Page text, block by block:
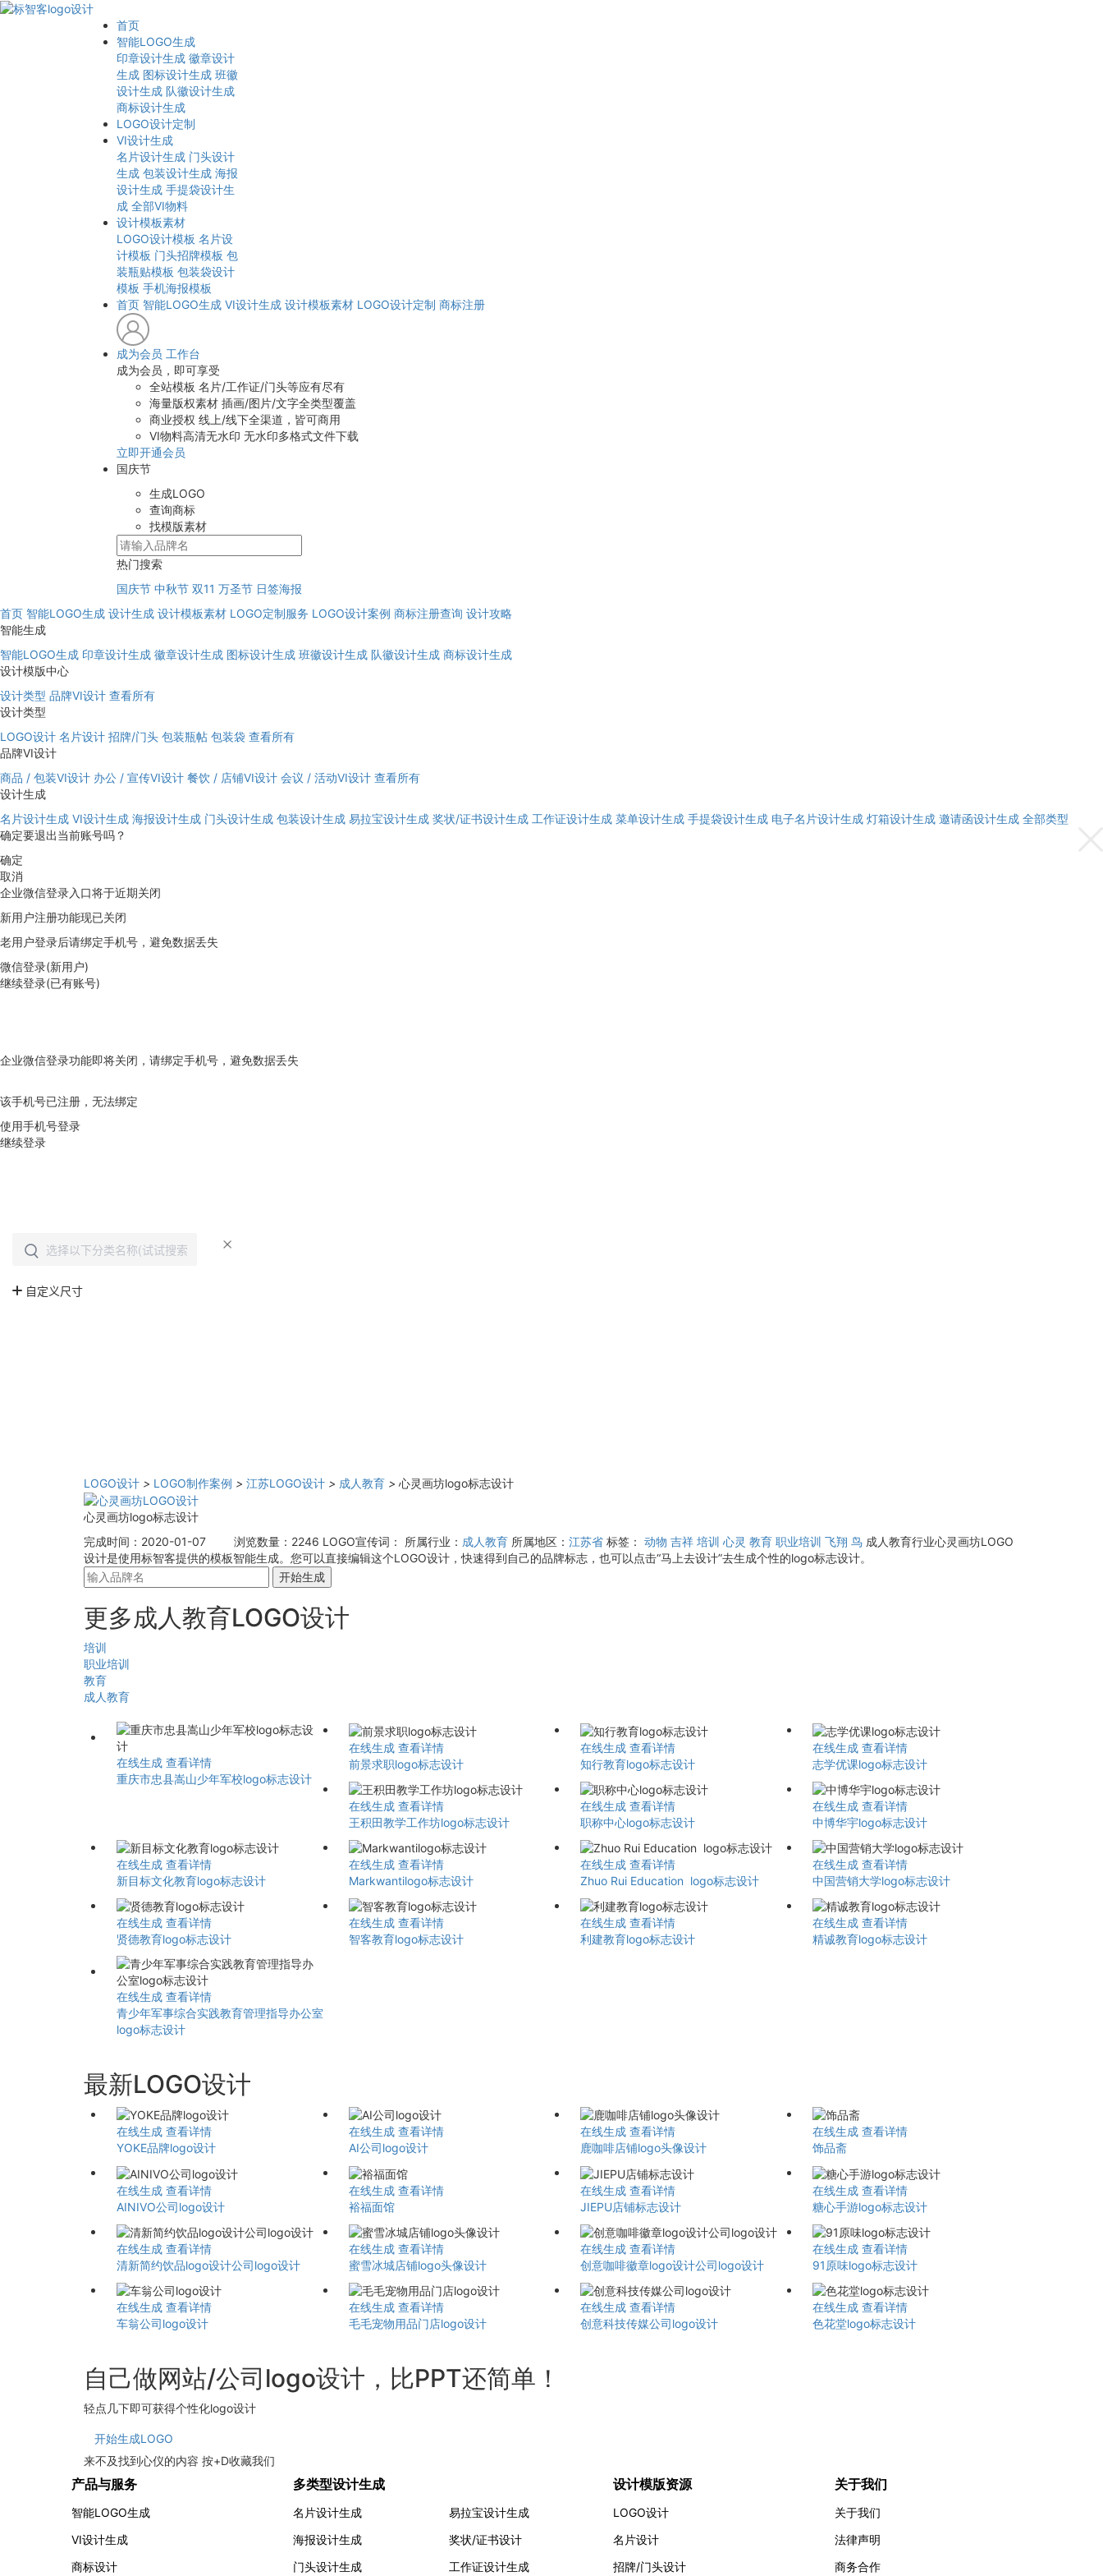
首页
智能LOGO生成
印章设计生成 徽章设计
生成 图标设计生成 班徽
设计生成 队徽设计生成
商标设计生成
LOGO设计定制
VI设计生成
名片设计生成 门头设计
生成 包装设计生成 海报
设计生成 手提袋设计生
成 全部VI物料
设计模板素材
LOGO设计模板 名片设
计模板 门头招牌模板 包
装瓶贴模板 包装袋设计
模板 手机海报模板
首页 智能LOGO生成 VI设计生成 设计模板素材 LOGO设计定制 商标注册
成为会员 工作台
成为会员，即可享受
全站模板 名片/工作证/门头等应有尽有
海量版权素材 插画/图片/文字全类型覆盖
商业授权 线上/线下全渠道，皆可商用
VI物料高清无水印 无水印多格式文件下载
立即开通会员
国庆节
生成LOGO
查询商标
找模版素材
热门搜索
国庆节 中秋节 双11 万圣节 日签海报
首页 智能LOGO生成 设计生成 设计模板素材 LOGO定制服务 LOGO设计案例 商标注册查询 设计攻略
智能生成
智能LOGO生成 印章设计生成 徽章设计生成 图标设计生成 班徽设计生成 队徽设计生成 商标设计生成
设计模版中心
设计类型 品牌VI设计 查看所有
设计类型
LOGO设计 名片设计 招牌/门头 包装瓶帖 包装袋 查看所有
品牌VI设计
商品 / 包装VI设计 办公 / 宣传VI设计 餐饮 / 店铺VI设计 会议 / 活动VI设计 查看所有
设计生成
名片设计生成 VI设计生成 海报设计生成 门头设计生成 包装设计生成 易拉宝设计生成 奖状/证书设计生成 工作证设计生成 菜单设计生成 手提袋设计生成 电子名片设计生成 灯箱设计生成 邀请函设计生成 全部类型
确定要退出当前账号吗？
确定
取消
企业微信登录入口将于近期关闭
新用户注册功能现已关闭
老用户登录后请绑定手机号，避免数据丢失
微信登录(新用户)
继续登录(已有账号)
企业微信登录功能即将关闭，请绑定手机号，避免数据丢失
该手机号已注册，无法绑定
使用手机号登录
继续登录
LOGO设计 > LOGO制作案例 > 江苏LOGO设计 > 成人教育 > 心灵画坊logo标志设计
心灵画坊logo标志设计
完成时间：2020-01-07
浏览数量：2246 LOGO宣传词： 所属行业： 成人教育 所属地区： 江苏省 标签： 动物 吉祥 培训 心灵 教育 职业培训 飞翔 鸟 成人教育行业心灵画坊LOGO
设计是使用标智客提供的模板智能生成。您可以直接编辑这个LOGO设计，快速得到自己的品牌标志，也可以点击“马上去设计”去生成个性的logo标志设计。
开始生成
更多成人教育LOGO设计
培训
职业培训
教育
成人教育
在线生成 查看详情
重庆市忠县嵩山少年军校logo标志设计
在线生成 查看详情
前景求职logo标志设计
在线生成 查看详情
知行教育logo标志设计
在线生成 查看详情
志学优课logo标志设计
在线生成 查看详情
王积田教学工作坊logo标志设计
在线生成 查看详情
职称中心logo标志设计
在线生成 查看详情
中博华宇logo标志设计
在线生成 查看详情
新目标文化教育logo标志设计
在线生成 查看详情
Markwantilogo标志设计
在线生成 查看详情
Zhuo Rui Education logo标志设计
在线生成 查看详情
中国营销大学logo标志设计
在线生成 查看详情
贤德教育logo标志设计
在线生成 查看详情
智客教育logo标志设计
在线生成 查看详情
利建教育logo标志设计
在线生成 查看详情
精诚教育logo标志设计
在线生成 查看详情
青少年军事综合实践教育管理指导办公室
logo标志设计
最新LOGO设计
在线生成 查看详情
YOKE品牌logo设计
在线生成 查看详情
AI公司logo设计
在线生成 查看详情
鹿咖啡店铺logo头像设计
在线生成 查看详情
饰品斋
在线生成 查看详情
AINIVO公司logo设计
在线生成 查看详情
裕福面馆
在线生成 查看详情
JIEPU店铺标志设计
在线生成 查看详情
糖心手游logo标志设计
在线生成 查看详情
清新简约饮品logo设计公司logo设计
在线生成 查看详情
蜜雪冰城店铺logo头像设计
在线生成 查看详情
创意咖啡徽章logo设计公司logo设计
在线生成 查看详情
91原味logo标志设计
在线生成 查看详情
车翁公司logo设计
在线生成 查看详情
毛毛宠物用品门店logo设计
在线生成 查看详情
创意科技传媒公司logo设计
在线生成 查看详情
色花堂logo标志设计
自己做网站/公司logo设计，比PPT还简单！
轻点几下即可获得个性化logo设计
开始生成LOGO
来不及找到心仪的内容 按+D收藏我们
产品与服务
智能LOGO生成
VI设计生成
商标设计
多类型设计生成
名片设计生成
海报设计生成
门头设计生成
易拉宝设计生成
奖状/证书设计
工作证设计生成
设计模版资源
LOGO设计
名片设计
招牌/门头设计
关于我们
关于我们
法律声明
商务合作